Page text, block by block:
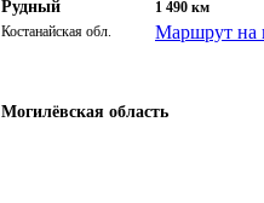
Рудный
Костанайская обл.
1 490 км
Маршрут на
Могилёвская область